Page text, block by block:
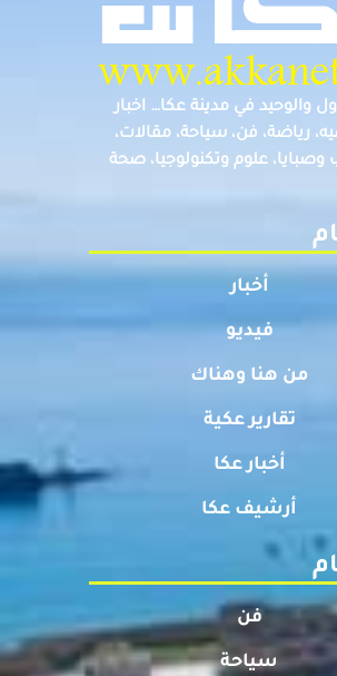
والوحيد في مدينة عكا… اخبار
رياضة، فن، سياحة، مقالات،
وصبايا، علوم وتكنولوجيا، صحة
أخبار
فيديو
من هنا وهناك
تقارير عكية
أخبار عكا
أرشيف عكا
فن
سياحة